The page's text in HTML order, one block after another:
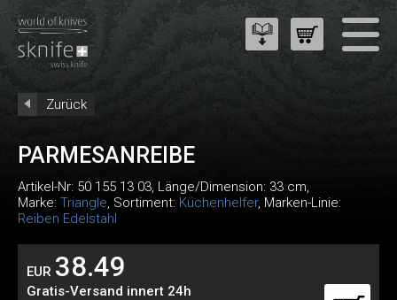
Zurück
PARMESANREIBE
Artikel-Nr: 50 155 13 03, Länge/Dimension: 33 cm,
Marke: Triangle, Sortiment: Küchenhelfer, Marken-Linie:
Reiben Edelstahl
EUR 38.49
Gratis-Versand innert 24h